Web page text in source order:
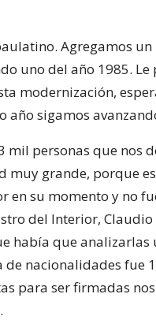
Agregamos un
uno del año 1985. Le
modernización,
año sigamos
mil personas que nos
muy grande, porque
en su momento y no
del Interior, Claudio
había que analizarlas
nacionalidades fue
para ser firmadas